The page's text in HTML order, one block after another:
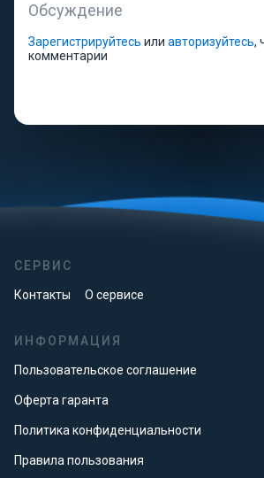
Обсуждение
Зарегистрируйтесь или авторизуйтесь,
комментарии
СЕРВИС
Контакты О сервисе
ИНФОРМАЦИЯ
Пользовательское соглашение
Оферта гаранта
Политика конфиденциальности
Правила пользования